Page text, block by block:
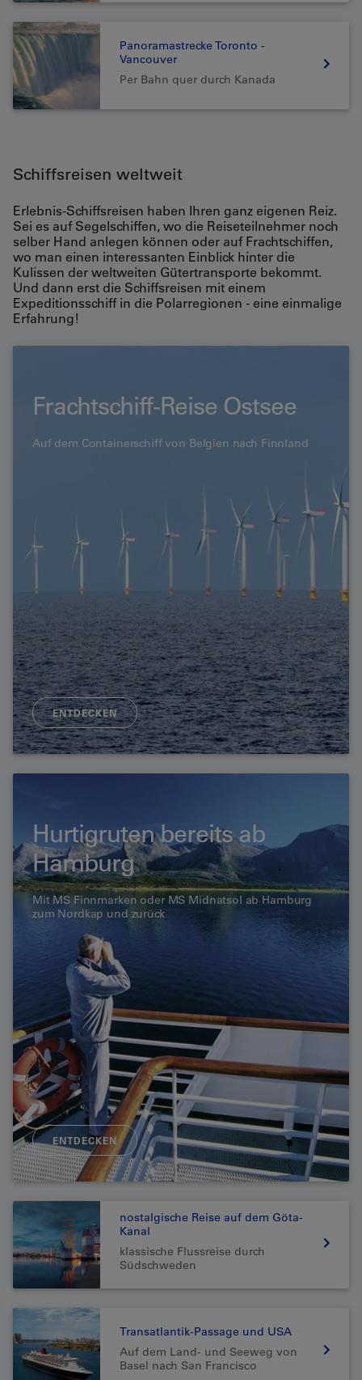
Panoramastrecke Toronto -
Vancouver
Per Bahn quer durch Kanada
Schiffsreisen weltweit
Erlebnis-Schiffsreisen haben Ihren ganz eigenen Reiz.
Sei es auf Segelschiffen, wo die Reiseteilnehmer noch
selber Hand anlegen können oder auf Frachtschiffen,
wo man einen interessanten Einblick hinter die
Kulissen der weltweiten Gütertransporte bekommt.
Und dann erst die Schiffsreisen mit einem
Expeditionsschiff in die Polarregionen - eine einmalige
Erfahrung!
Frachtschiff-Reise Ostsee
Auf dem Containerschiff von Belgien nach Finnland
ENTDECKEN
Hurtigruten bereits ab
Hamburg
Mit MS Finnmarken oder MS Midnatsol ab Hamburg
zum Nordkap und zurück
ENTDECKEN
nostalgische Reise auf dem Göta-
Kanal
klassische Flussreise durch
Südschweden
Transatlantik-Passage und USA
Auf dem Land- und Seeweg von
Basel nach San Francisco